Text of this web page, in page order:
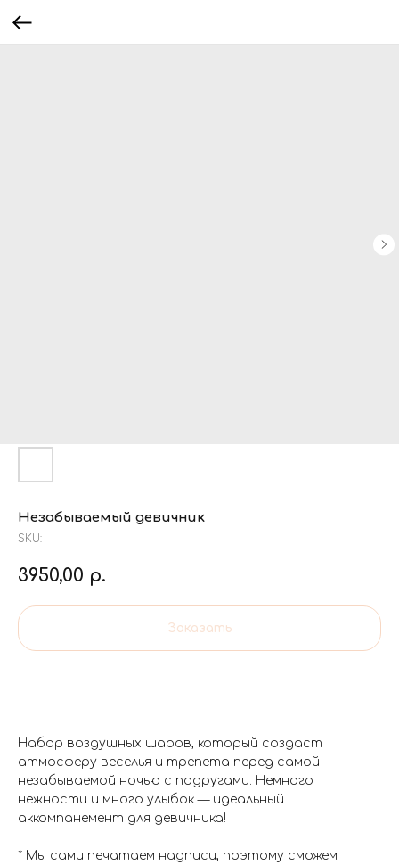
Незабываемый девичник
SKU:
3950,00 р.
Заказать
Набор воздушных шаров, который создаст
атмосферу веселья и трепета перед самой
незабываемой ночью с подругами. Немного
нежности и много улыбок — идеальный
аккомпанемент для девичника!
* Мы сами печатаем надписи, поэтому сможем